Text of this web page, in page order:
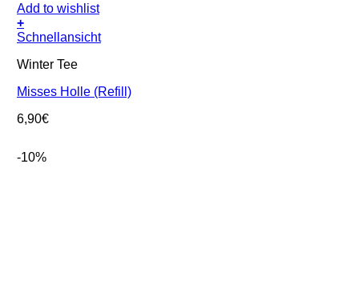
Add to wishlist
+
Schnellansicht
Winter Tee
Misses Holle (Refill)
6,90€
-10%